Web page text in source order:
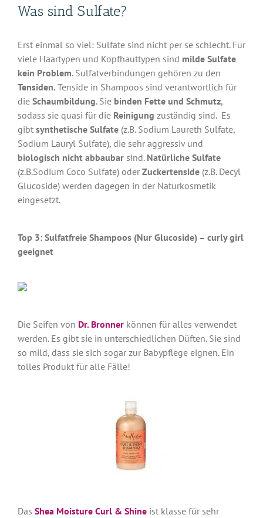
Was sind Sulfate?
Erst einmal so viel: Sulfate sind nicht per se schlecht. Für
viele Haartypen und Kopfhauttypen sind milde Sulfate
kein Problem. Sulfatverbindungen gehören zu den
Tensiden. Tenside in Shampoos sind verantwortlich für
die Schaumbildung. Sie binden Fette und Schmutz,
sodass sie quasi für die Reinigung zuständig sind. Es
gibt synthetische Sulfate (z.B. Sodium Laureth Sulfate,
Sodium Lauryl Sulfate), die sehr aggressiv und
biologisch nicht abbaubar sind. Natürliche Sulfate
(z.B.Sodium Coco Sulfate) oder Zuckertenside (z.B. Decyl
Glucoside) werden dagegen in der Naturkosmetik
eingesetzt.
Top 3: Sulfatfreie Shampoos (Nur Glucoside) – curly girl
geeignet
Die Seifen von Dr. Bronner können für alles verwendet
werden. Es gibt sie in unterschiedlichen Düften. Sie sind
so mild, dass sie sich sogar zur Babypflege eignen. Ein
tolles Produkt für alle Fälle!
Das Shea Moisture Curl & Shineist klasse für sehr